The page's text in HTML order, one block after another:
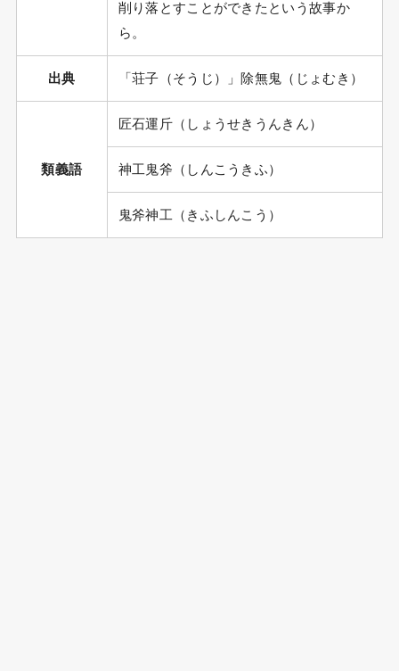
削り落とすことができたという故事か
ら。
出典 「荘子（そうじ）」除無鬼（じょむき）
類義語
匠石運斤（しょうせきうんきん）
神工鬼斧（しんこうきふ）
鬼斧神工（きふしんこう）